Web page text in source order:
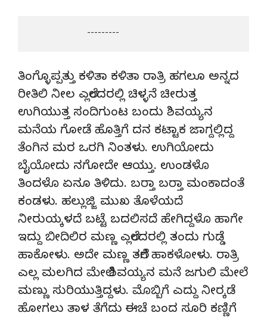
                  ‌‌      ---------
ತಿಂಗ್ಳೊಪ್ಪತ್ತು ಕಳಿತಾ ಕಳಿತಾ ರಾತ್ರಿ ಹಗಲೂ ಅನ್ನದ
ರೀತಿಲಿ ನೀಲ ಎಲ್ಲೆಂದರಲ್ಲಿ ಚಿಳ್ಳನೆ ಚೀರುತ್ತ
ಉಗಿಯುತ್ತ ಸಂದಿಗುಂಟ ಬಂದು ಶಿವಯ್ಯನ
ಮನೆಯ ಗೋಡೆ ಹೊತ್ತಿಗೆ ದನ ಕಟ್ಟಾಕ ಜಾಗ್ದಲ್ಲಿದ್ದ
ತೆಂಗಿನ ಮರ ಒರಗಿ ನಿಂತಳು. ಉಗಿಯೋದು
ಬೈಯೋದು ನಗೋದೇ ಆಯ್ತು. ಉಂಡಳೊ
ತಿಂದಳೊ ಏನೂ ತಿಳಿದು. ಬರ‌್ತಾ ಬರ‌್ತಾ ಮಂಕಾದಂತೆ
ಕಂಡಳು. ಹಲ್ಲುಜ್ಜಿ ಮುಖ ತೊಳೆಯದೆ
ನೀರುಯ್ಕಳದೆ ಬಟ್ಟೆ ಬದಲಿಸದೆ ಹೇಗಿದ್ದಳೊ ಹಾಗೇ
ಇದ್ದು ಬೀದಿಲಿರ ಮಣ್ಣ ಎಲ್ಲೆಂದರಲ್ಲಿ ತಂದು ಗುಡ್ಡೆ
ಹಾಕೋಳು. ಅದೇ ಮಣ್ಣ ತಲೆಗೆ ಹಾಕಳೋಳು. ರಾತ್ರಿ
ಎಲ್ಲ ಮಲಗಿದ ಮೇಲೆ ಶಿವಯ್ಯನ ಮನೆ ಜಗುಲಿ ಮೇಲೆ
ಮಣ್ಣು ಸುರಿಯುತ್ತಿದ್ದಳು. ಮೊಬ್ಬಿಗೆ ಎದ್ದು ನೀರ‌್ಕಡೆ
ಹೋಗಲು ತಾಳ ತೆಗೆದು ಈಚೆ ಬಂದ ಸೂರಿ ಕಣ್ಣಿಗೆ